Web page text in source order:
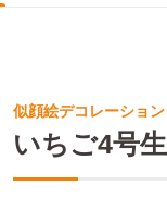
似顔絵デコレーション
いちご4号